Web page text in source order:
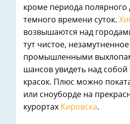
кроме периода полярного
темного времени суток.
возвышаются над
тут чистое, незамутненное
промышленными
шансов увидеть над собой
красок. Плюс можно
или сноуборде на
курортах Кировска.